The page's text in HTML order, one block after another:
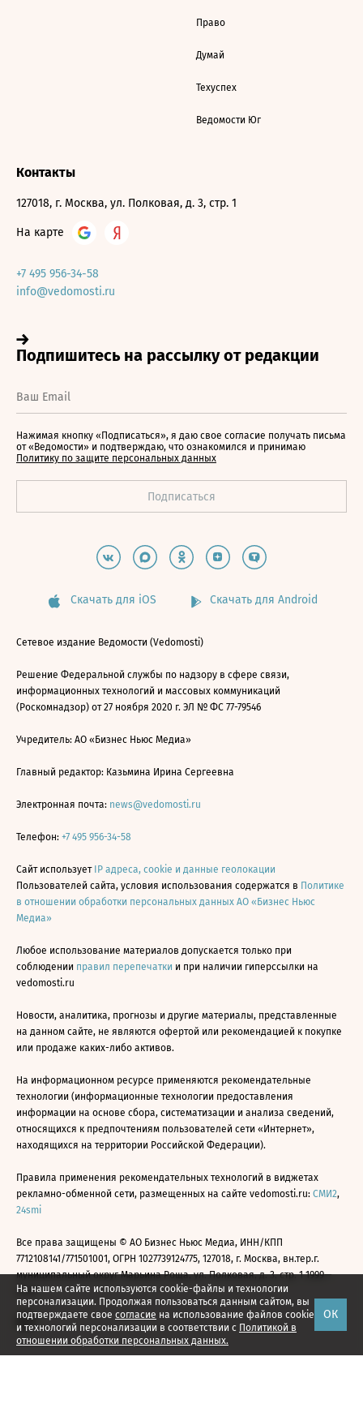
На нашем сайте используются cookie-файлы и технологии
персонализации. Продолжая пользоваться данным сайтом, вы
подтверждаете свое согласие на использование файлов cookie
и технологий персонализации в соответствии с Политикой в
отношении обработки персональных данных.
ОК
Право
Думай
Техуспех
Ведомости Юг
Контакты
127018, г. Москва, ул. Полковая, д. 3, стр. 1
На карте
+7 495 956-34-58
info@vedomosti.ru
Нажимая кнопку «Подписаться», я даю свое согласие получать письма
от «Ведомости» и подтверждаю, что ознакомился и принимаю
Политику по защите персональных данных
Скачать для iOS Скачать для Android
Сетевое издание Ведомости (Vedomosti)
Решение Федеральной службы по надзору в сфере связи,
информационных технологий и массовых коммуникаций
(Роскомнадзор) от 27 ноября 2020 г. ЭЛ № ФС 77-79546
Учредитель: АО «Бизнес Ньюс Медиа»
Главный редактор: Казьмина Ирина Сергеевна
Электронная почта: news@vedomosti.ru
Телефон: +7 495 956-34-58
Сайт использует IP адреса, cookie и данные геолокации
Пользователей сайта, условия использования содержатся в Политике
в отношении обработки персональных данных АО «Бизнес Ньюс
Медиа»
Любое использование материалов допускается только при
соблюдении правил перепечатки и при наличии гиперссылки на
vedomosti.ru
Новости, аналитика, прогнозы и другие материалы, представленные
на данном сайте, не являются офертой или рекомендацией к покупке
или продаже каких-либо активов.
На информационном ресурсе применяются рекомендательные
технологии (информационные технологии предоставления
информации на основе сбора, систематизации и анализа сведений,
относящихся к предпочтениям пользователей сети «Интернет»,
находящихся на территории Российской Федерации).
Правила применения рекомендательных технологий в виджетах
рекламно-обменной сети, размещенных на сайте vedomosti.ru: СМИ2,
24smi
Все права защищены © АО Бизнес Ньюс Медиа, ИНН/КПП
7712108141/771501001, ОГРН 1027739124775, 127018, г. Москва, вн.тер.г.
муниципальный округ Марьина Роща, ул. Полковая, д. 3, стр. 1 1999—
2026